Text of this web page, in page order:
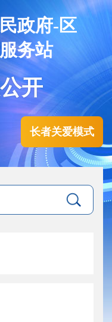
政府-区
务站
开
长者关爱模式